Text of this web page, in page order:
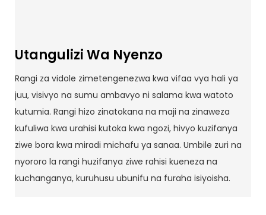
Utangulizi Wa Nyenzo
Rangi za vidole zimetengenezwa kwa vifaa vya hali ya
juu, visivyo na sumu ambavyo ni salama kwa watoto
kutumia. Rangi hizo zinatokana na maji na zinaweza
kufuliwa kwa urahisi kutoka kwa ngozi, hivyo kuzifanya
ziwe bora kwa miradi michafu ya sanaa. Umbile zuri na
nyororo la rangi huzifanya ziwe rahisi kueneza na
kuchanganya, kuruhusu ubunifu na furaha isiyoisha.